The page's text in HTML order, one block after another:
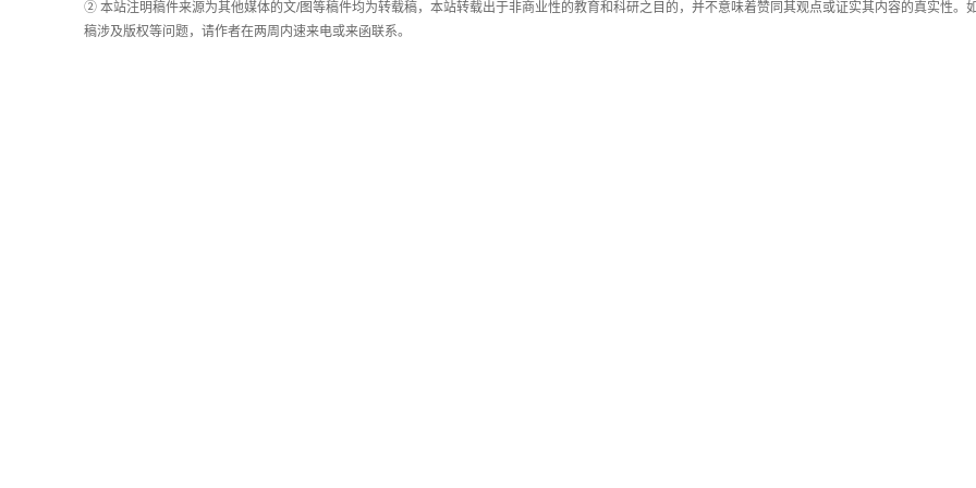
计
② 本站注明稿件来源为其他媒体的文/图等稿件均为转载稿，本站转载出于非商业性的教育和科研之目的，并不意味着赞同其观点或证实其内容的真实性。
稿涉及版权等问题，请作者在两周内速来电或来函联系。